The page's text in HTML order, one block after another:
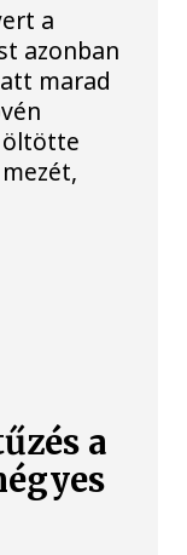
a
azonban
marad
öltötte
a